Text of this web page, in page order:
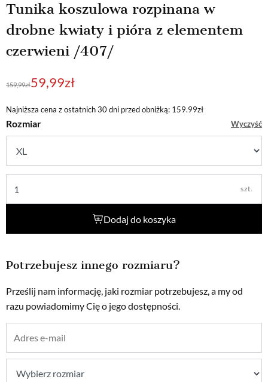
Tunika koszulowa rozpinana w
drobne kwiaty i pióra z elementem
czerwieni /407/
159,99zł
Pierwotna
wynosiła:
159,99zł.
59,99zł
Aktualna
wynosi:
59,99zł.
Najniższa cena z ostatnich 30 dni przed obniżką: 159.99zł
Rozmiar Wyczyść
szt.
Dodaj do koszyka
Potrzebujesz innego rozmiaru?
Prześlij nam informację, jaki rozmiar potrzebujesz, a my od
razu powiadomimy Cię o jego dostępności.